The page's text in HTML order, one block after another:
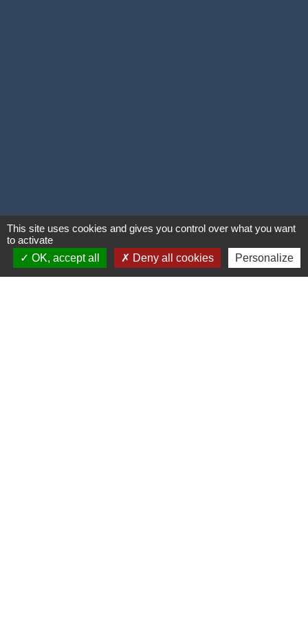
This site uses cookies and gives you control over what you want
to activate
OK, accept all
Deny all cookies Personalize